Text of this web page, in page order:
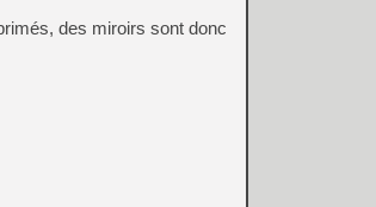
des miroirs sont donc